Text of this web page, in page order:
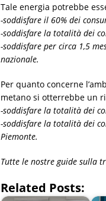
Tale energia potrebbe
-soddisfare il 60% dei
-soddisfare la totalità dei
-soddisfare per circa 1,5
nazionale.
Per quanto concerne
metano si otterrebbe un
-soddisfare la totalità dei
-soddisfare la totalità dei
Piemonte.
Tutte le nostre guide sulla
Related Posts: